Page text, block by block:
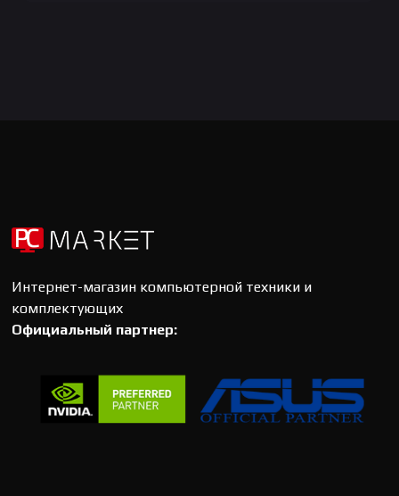
Интернет-магазин компьютерной техники и
комплектующих
Официальный партнер: